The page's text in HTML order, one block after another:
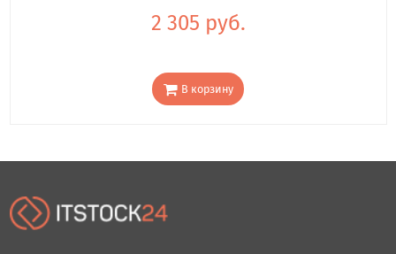
2 305 руб.
В корзину